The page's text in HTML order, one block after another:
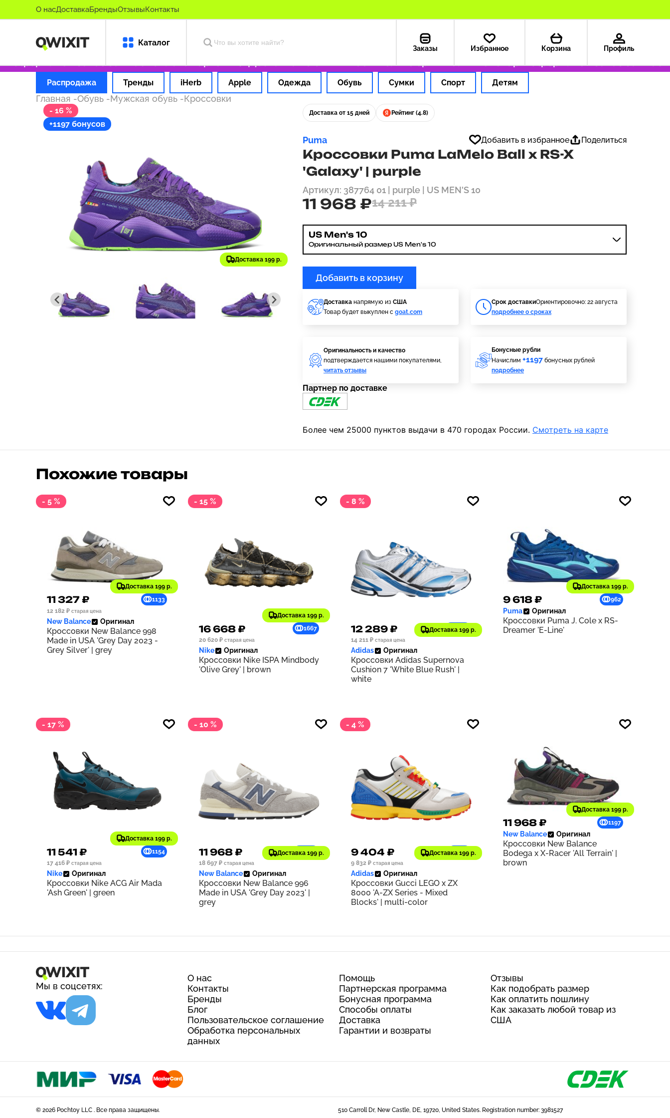
О насДоставкаБрендыОтзывыКонтакты
Каталог
Заказы Избранное Корзина Профиль
Оформляем заказ за 1 час Оплата картой РФ Доставка из США — 199 ₽ Только оригинальные товары Оформляем заказ за 1 час
Распродажа Тренды iHerb Apple Одежда Обувь Сумки Спорт Детям
Главная -Обувь -Мужская обувь -Кроссовки
- 16 %
+1197 бонусов
Доставка 199 р.
Доставка от 15 дней Рейтинг (4.8)
Puma Добавить в избранное Поделиться
Кроссовки Puma LaMelo Ball x RS-X
'Galaxy' | purple
Артикул: 387764 01 | purple | US MEN'S 10
11 968 ₽14 211 ₽
US Men's 10
Оригинальный размер US Men's 10
Добавить в корзину
Доставка напрямую из США
Товар будет выкуплен с goat.com
Cрок доставкиОриентировочно: 22 августа
подробнее о сроках
Оригинальность и качество
подтверждается нашими покупателями,
читать отзывы
Бонусные рубли
Начислим +1197 бонусных рублей
подробнее
Партнер по доставке
Более чем 25000 пунктов выдачи в 470 городах России. Смотреть на карте
Похожие товары
- 5 %
Доставка 199 р.
11 327 ₽
1133
12 182 ₽ старая цена
New Balance Оригинал
Кроссовки New Balance 998
Made in USA 'Grey Day 2023 -
Grey Silver' | grey
- 15 %
Доставка 199 р.
16 668 ₽
1667
20 620 ₽ старая цена
Nike Оригинал
Кроссовки Nike ISPA Mindbody
'Olive Grey' | brown
- 8 %
Доставка 199 р.
12 289 ₽
1229
14 211 ₽ старая цена
Adidas Оригинал
Кроссовки Adidas Supernova
Cushion 7 'White Blue Rush' |
white
Доставка 199 р.
9 618 ₽ 962
Puma Оригинал
Кроссовки Puma J. Cole x RS-
Dreamer 'E-Line'
- 17 %
Доставка 199 р.
11 541 ₽
1154
17 416 ₽ старая цена
Nike Оригинал
Кроссовки Nike ACG Air Mada
'Ash Green' | green
- 10 %
Доставка 199 р.
11 968 ₽
1197
18 697 ₽ старая цена
New Balance Оригинал
Кроссовки New Balance 996
Made in USA 'Grey Day 2023' |
grey
- 4 %
Доставка 199 р.
9 404 ₽
940
9 832 ₽ старая цена
Adidas Оригинал
Кроссовки Gucci LEGO x ZX
8000 'A-ZX Series - Mixed
Blocks' | multi-color
Доставка 199 р.
11 968 ₽ 1197
New Balance Оригинал
Кроссовки New Balance
Bodega x X-Racer 'All Terrain' |
brown
Мы в соцсетях:
О нас
Контакты
Бренды
Блог
Пользовательское соглашение
Обработка персональных
данных
Помощь
Партнерская программа
Бонусная программа
Способы оплаты
Доставка
Гарантии и возвраты
Отзывы
Как подобрать размер
Как оплатить пошлину
Как заказать любой товар из
США
© 2026 Pochtoy LLC . Все права защищены. 510 Carroll Dr, New Castle, DE, 19720, United States. Registration number: 3981527